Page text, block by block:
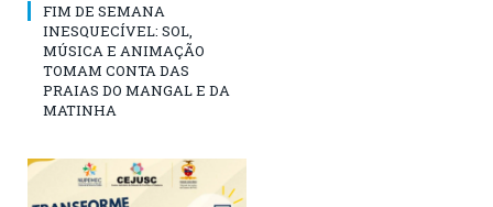
FIM DE SEMANA
INESQUECÍVEL: SOL,
MÚSICA E ANIMAÇÃO
TOMAM CONTA DAS
PRAIAS DO MANGAL E DA
MATINHA